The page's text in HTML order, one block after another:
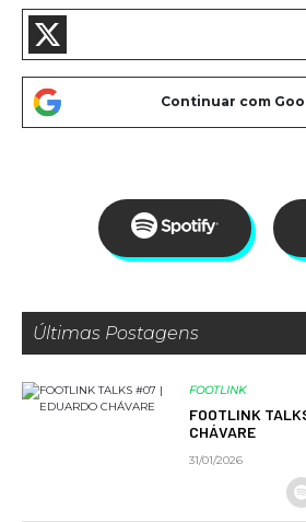
Últimas Postagens
FOOTLINK
FOOTLINK
CHÁVARE
31/01/2026